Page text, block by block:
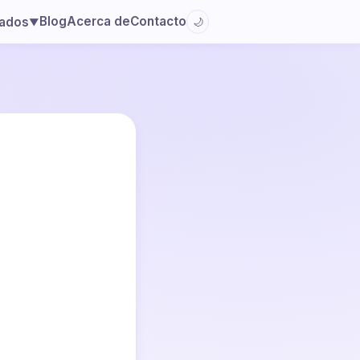
▼BlogAcerca deContacto 🌙